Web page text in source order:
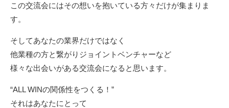
この交流会にはその想いを抱いている方々だけが集まりま
す。
そしてあなたの業界だけではなく
他業種の方と繋がりジョイントベンチャーなど
様々な出会いがある交流会になると思います。
“ALL WINの関係性をつくる！”
それはあなたにとって